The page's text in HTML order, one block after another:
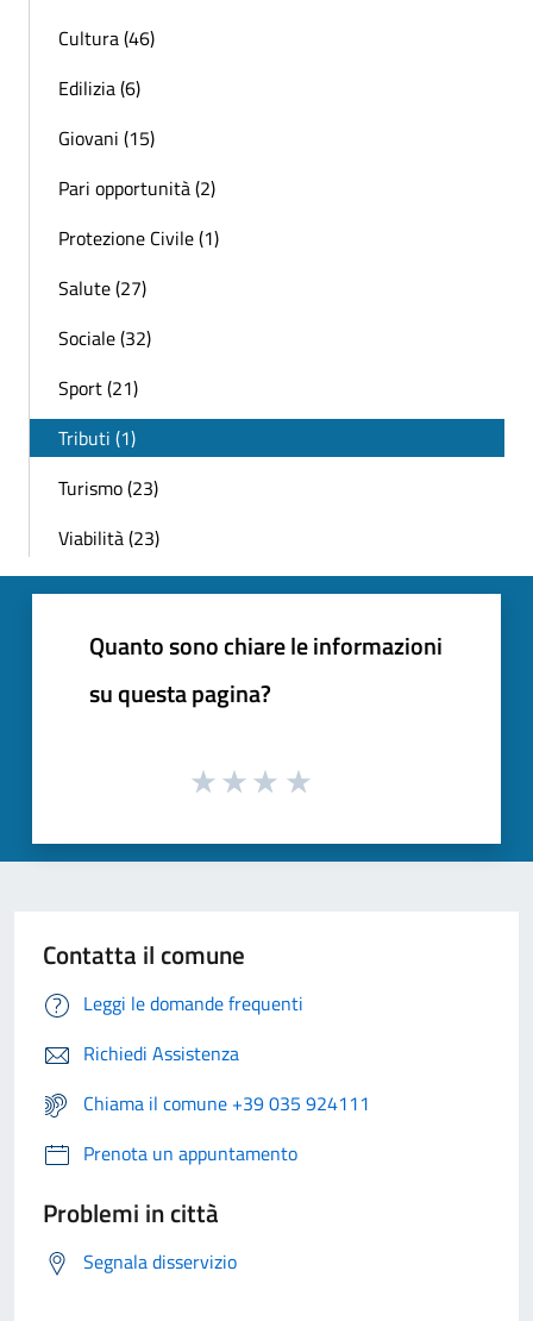
Cultura (46)
Edilizia (6)
Giovani (15)
Pari opportunità (2)
Protezione Civile (1)
Salute (27)
Sociale (32)
Sport (21)
Tributi (1)
Turismo (23)
Viabilità (23)
Quanto sono chiare le informazioni
su questa pagina?
Contatta il comune
Leggi le domande frequenti
Richiedi Assistenza
Chiama il comune +39 035 924111
Prenota un appuntamento
Problemi in città
Segnala disservizio